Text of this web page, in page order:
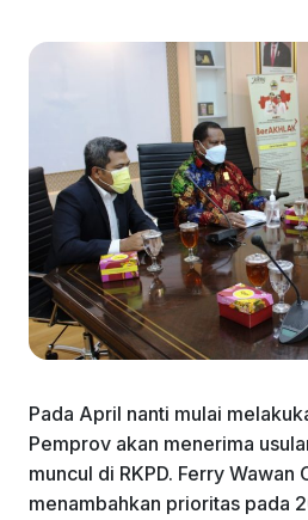
Pada April nanti mulai
Pemprov akan menerima
muncul di RKPD. Ferry Wawan
menambahkan prioritas pada